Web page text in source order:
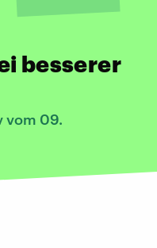
besserer
vom 09.